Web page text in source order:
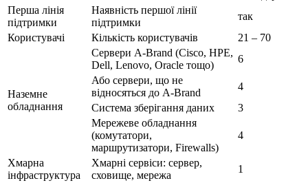
Перша лінія
підтримки
Наявність першої лінії
підтримки
так
Користувачі
Кількість користувачів 21 – 70
Наземне
обладнання
Сервери A-Brand (Cisco, HPE,
Dell, Lenovo, Oracle тощо)
6
Або сервери, що не
відносяться до A-Brand
4
Система зберігання даних
3
Мережеве обладнання
(комутатори,
маршрутизатори, Firewalls)
4
Хмарна
інфраструктура
Хмарні сервіси: сервер,
сховище, мережа
1